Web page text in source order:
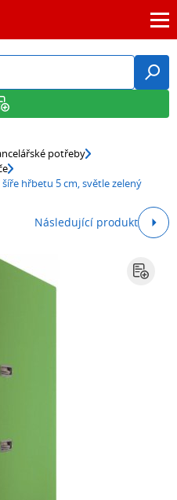
potřeby
hřbetu 5 cm, světle zelený
Následující produkt